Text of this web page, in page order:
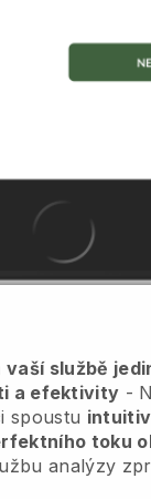
vaší službě
a efektivity -
spoustu
toku
analýzy